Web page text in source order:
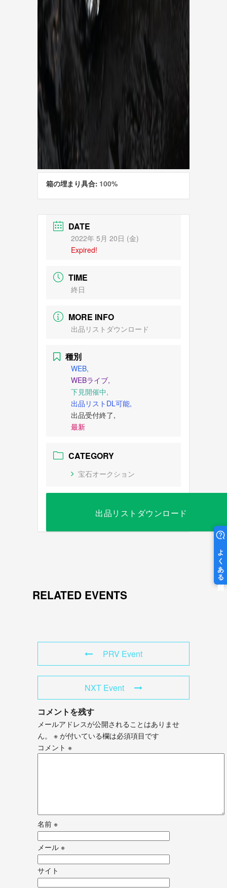
箱の埋まり具合: 100%
DATE
2022年 5月 20日 (金)
Expired!
TIME
終日
MORE INFO
出品リストダウンロード
種別
WEB,
WEBライブ,
下見開催中,
出品リストDL可能,
出品受付終了,
最新
CATEGORY
宝石オークション
出品リストダウンロード
RELATED EVENTS
PRV Event
NXT Event
コメントを残す
メールアドレスが公開されることはありませ
ん。
※ が付いている欄は必須項目です
コメント ※
名前 ※
メール ※
サイト